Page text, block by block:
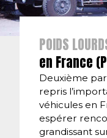
POIDS
en France
Deuxième
repris
véhicules en
espérer
grandissant